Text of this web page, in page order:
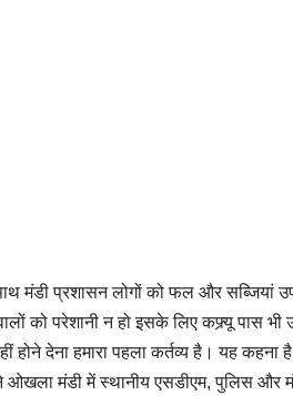
मंडी प्रशासन लोगों को फल और सब्जियां
को परेशानी न हो इसके लिए कफ्र्यू पास
देना हमारा पहला कर्तव्य है। यह
मंडी में स्थानीय एसडीएम, पुलिस और